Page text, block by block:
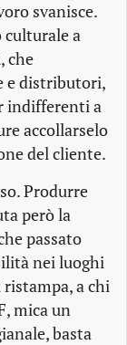
svanisce.
culturale a
che
e distributori,
indifferenti a
accollarselo
del cliente.
Produrre
però la
passato
nei luoghi
a chi
mica un
basta